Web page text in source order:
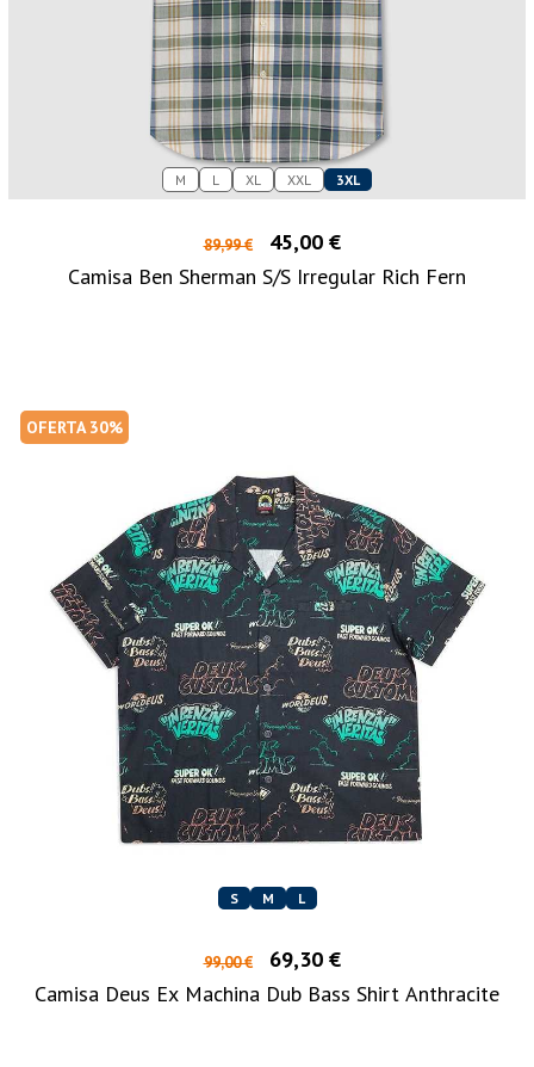
M L XL XXL 3XL
89,99 €
45,00 €
Camisa Ben Sherman S/S Irregular Rich Fern
OFERTA 30%
S M L
99,00 €
69,30 €
Camisa Deus Ex Machina Dub Bass Shirt Anthracite